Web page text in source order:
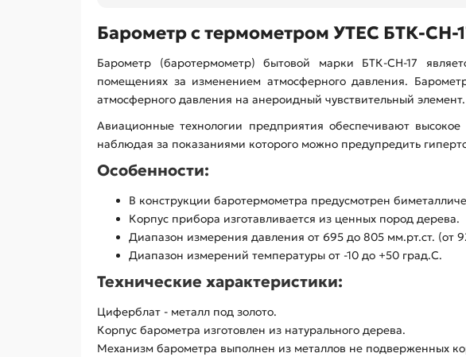
Барометр с термометром УТЕС БТК-
Барометр (баротермометр) бытовой марки БТК-СН-17
помещениях за изменением атмосферного давления.
атмосферного давления на анероидный чувствительный элемент.
Авиационные технологии предприятия обеспечивают
наблюдая за показаниями которого можно предупредить
Особенности:
В конструкции баротермометра предусмотрен
Корпус прибора изготавливается из ценных пород дерева.
Диапазон измерения давления от 695 до 805 мм.рт.ст. (от
Диапазон измерений температуры от -10 до +50 град.С.
Технические характеристики:
Циферблат - металл под золото.
Корпус барометра изготовлен из натурального дерева.
Механизм барометра выполнен из металлов не подверженных